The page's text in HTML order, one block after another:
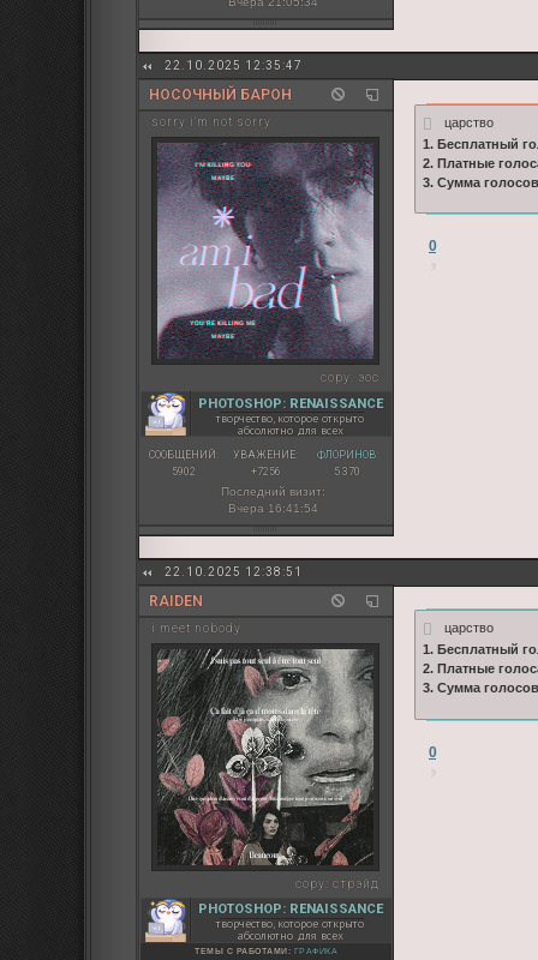
22.10.2025 12:35:47
НОСОЧНЫЙ БАРОН
sorry i'm not sorry
copy: эос
PHOTOSHOP: RENAISSANCE
творчество, которое открыто
абсолютно для всех
СООБЩЕНИЙ:
5902
УВАЖЕНИЕ:
+7256
ФЛОРИНОВ:
5 370
Последний визит:
Вчера 16:41:54
царство
1. Бесплатный
2. Платные
3. Сумма
0
22.10.2025 12:38:51
RAIDEN
i meet nobody
copy: стрэйд
PHOTOSHOP: RENAISSANCE
творчество, которое открыто
абсолютно для всех
ТЕМЫ С РАБОТАМИ: ГРАФИКА
царство
1. Бесплатный
2. Платные
3. Сумма
0